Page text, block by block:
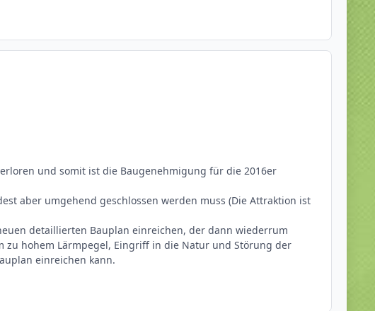
und somit ist die Baugenehmigung für die 2016er
aber umgehend geschlossen werden muss (Die Attraktion ist
detaillierten Bauplan einreichen, der dann wiederrum
zu hohem Lärmpegel, Eingriff in die Natur und Störung der
einreichen kann.